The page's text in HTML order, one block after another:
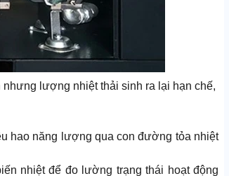
lượng nhiệt thải sinh ra lại hạn chế,
hao năng lượng qua con đường tỏa nhiệt
nhiệt để đo lường trạng thái hoạt động